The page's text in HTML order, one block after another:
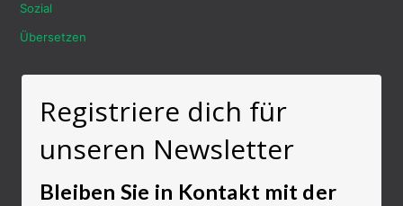
Sozial
Übersetzen
Registriere dich für
unseren Newsletter
Bleiben Sie in Kontakt mit der